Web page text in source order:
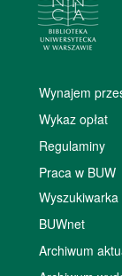
Wynajem
Wykaz opłat
Regulaminy
Praca w BUW
BUWnet
Archiwum